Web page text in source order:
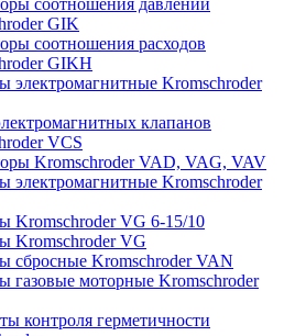
соотношения давлений
GIK
соотношения расходов
GIKH
электромагнитные Kromschroder
клапанов
VCS
Kromschroder VAD, VAG, VAV
электромагнитные Kromschroder
Kromschroder VG 6-15/10
Kromschroder VG
сбросные Kromschroder VAN
газовые моторные Kromschroder
контроля герметичности